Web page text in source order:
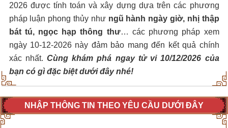
2026 được tính toán và xây dựng dựa trên các phương
pháp luận phong thủy như ngũ hành ngày giờ, nhị thập
bát tú, ngọc hạp thông thư… các phương pháp xem
ngày 10-12-2026 này đảm bảo mang đến kết quả chính
xác nhất. Cùng khám phá ngay tử vi 10/12/2026 của
bạn có gì đặc biệt dưới đây nhé!
NHẬP THÔNG TIN THEO YÊU CẦU DƯỚI ĐÂY